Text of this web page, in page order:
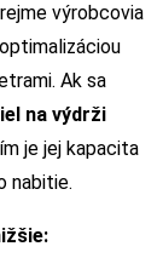
výrobcovia
Ak sa
na výdrži
je jej kapacita
nabitie.